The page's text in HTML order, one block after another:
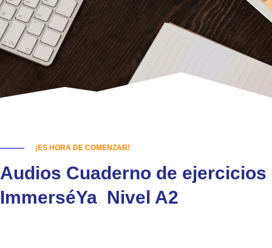
¡ES HORA DE COMENZAR!
Audios Cuaderno de ejercicios
ImmerséYa Nivel A2